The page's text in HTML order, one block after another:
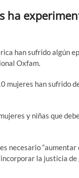
ha
han sufrido algún
Oxfam.
mujeres han sufrido
y niñas que
necesario
la justicia